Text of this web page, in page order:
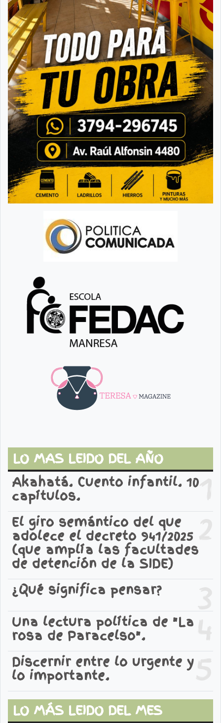
LO MAS LEIDO DEL AÑO
1
Akahatá. Cuento infantil. 10
capítulos.
2
El giro semántico del que
adolece el decreto 941/2025
(que amplía las facultades
de detención de la SIDE)
3
¿Qué significa pensar?
4
Una lectura política de "La
rosa de Paracelso".
5
Discernir entre lo urgente y
lo importante.
LO MÁS LEIDO DEL MES